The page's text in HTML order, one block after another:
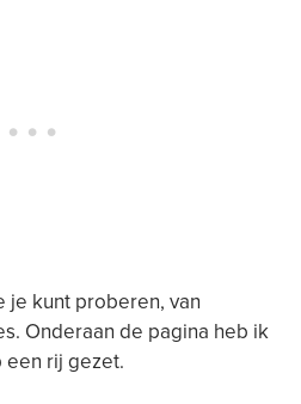
je kunt proberen, van
Onderaan de pagina heb ik
rij gezet.